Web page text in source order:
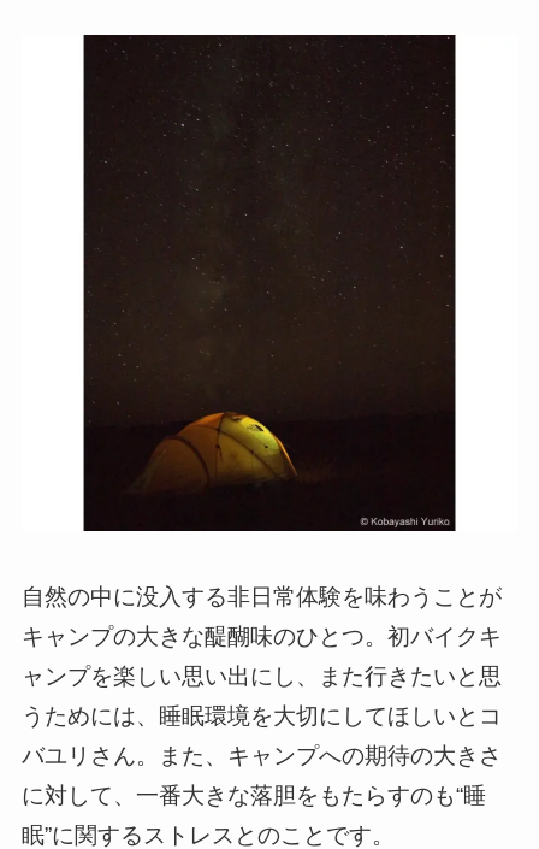
自然の中に没入する非日常体験を味わうことが
キャンプの大きな醍醐味のひとつ。初バイクキ
ャンプを楽しい思い出にし、また行きたいと思
うためには、睡眠環境を大切にしてほしいとコ
バユリさん。また、キャンプへの期待の大きさ
に対して、一番大きな落胆をもたらすのも“睡
眠”に関するストレスとのことです。